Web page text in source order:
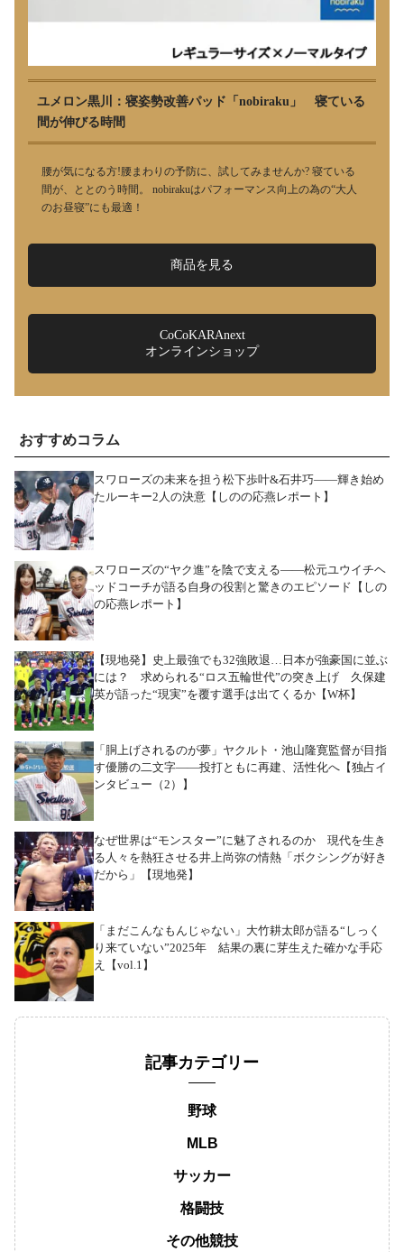
ユメロン黒川：寝姿勢改善パッド「nobiraku」 寝ている
間が伸びる時間
腰が気になる方!腰まわりの予防に、試してみませんか? 寝ている
間が、ととのう時間。 nobirakuはパフォーマンス向上の為の“大人
のお昼寝”にも最適！
商品を見る
CoCoKARAnext
オンラインショップ
おすすめコラム
スワローズの未来を担う松下歩叶&石井巧――輝き始め
たルーキー2人の決意【しのの応燕レポート】
スワローズの“ヤク進”を陰で支える――松元ユウイチヘ
ッドコーチが語る自身の役割と驚きのエピソード【しの
の応燕レポート】
【現地発】史上最強でも32強敗退…日本が強豪国に並ぶ
には？ 求められる“ロス五輪世代”の突き上げ 久保建
英が語った“現実”を覆す選手は出てくるか【W杯】
「胴上げされるのが夢」ヤクルト・池山隆寛監督が目指
す優勝の二文字――投打ともに再建、活性化へ【独占イ
ンタビュー（2）】
なぜ世界は“モンスター”に魅了されるのか 現代を生き
る人々を熱狂させる井上尚弥の情熱「ボクシングが好き
だから」【現地発】
「まだこんなもんじゃない」大竹耕太郎が語る“しっく
り来ていない”2025年 結果の裏に芽生えた確かな手応
え【vol.1】
記事カテゴリー
野球
MLB
サッカー
格闘技
その他競技